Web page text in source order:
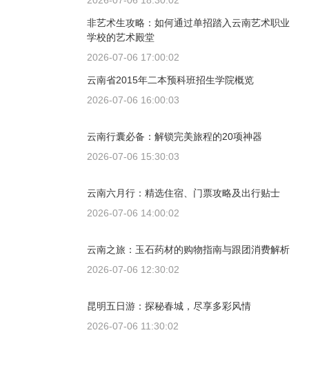
非艺术生攻略：如何通过单招踏入云南艺术职业
学校的艺术殿堂
2026-07-06 17:00:02
云南省2015年二本预科班招生学院概览
2026-07-06 16:00:03
云南行囊必备：解锁完美旅程的20项神器
2026-07-06 15:30:03
云南六月行：精选住宿、门票攻略及出行贴士
2026-07-06 14:00:02
云南之旅：玉石药材的购物指南与跟团消费解析
2026-07-06 12:30:02
昆明五日游：探秘春城，尽享多彩风情
2026-07-06 11:30:02